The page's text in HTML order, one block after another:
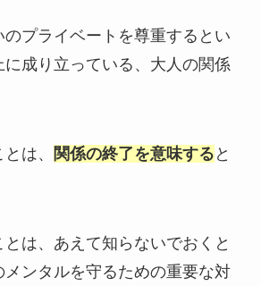
プライベートを尊重するとい
に成り立っている、大人の関係
は、 関係の終了を意味する と
は、あえて知らないでおくと
メンタルを守るための重要な対